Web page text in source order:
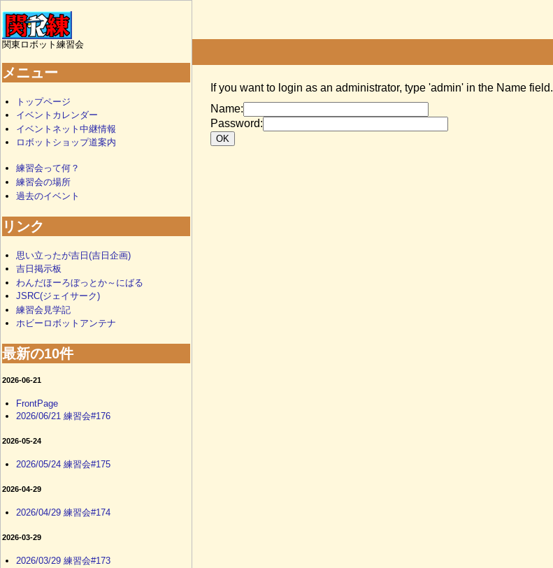
If you want to login as an administrator, type 'admin' in the Name field.
Name:
Password:
関東ロボット練習会
メニュー
トップページ
イベントカレンダー
イベントネット中継情報
ロボットショップ道案内
練習会って何？
練習会の場所
過去のイベント
リンク
思い立ったが吉日(吉日企画)
吉日掲示板
わんだほーろぼっとか～にばる
JSRC(ジェイサーク)
練習会見学記
ホビーロボットアンテナ
最新の10件
2026-06-21
FrontPage
2026/06/21 練習会#176
2026-05-24
2026/05/24 練習会#175
2026-04-29
2026/04/29 練習会#174
2026-03-29
2026/03/29 練習会#173